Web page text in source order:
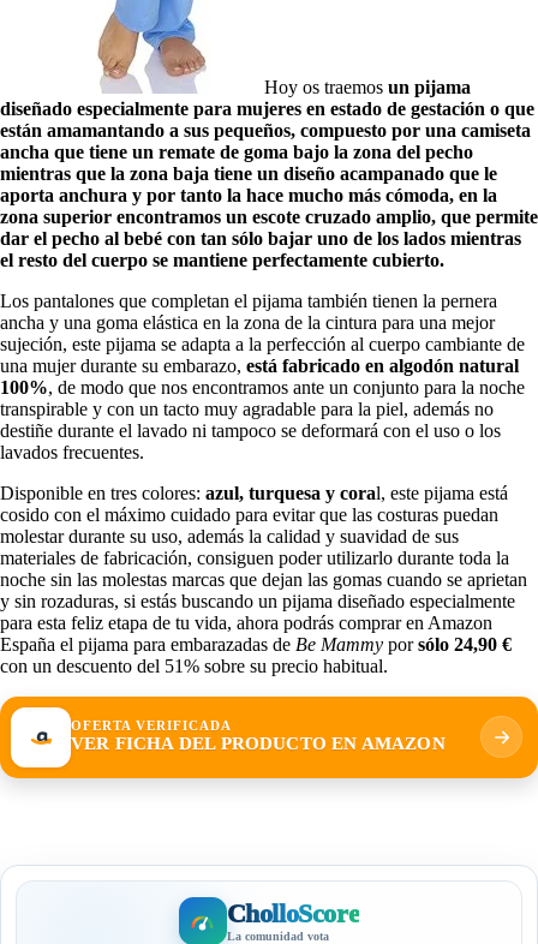
Hoy os traemos un pijama
diseñado especialmente para mujeres en estado de gestación o que
están amamantando a sus pequeños, compuesto por una camiseta
ancha que tiene un remate de goma bajo la zona del pecho
mientras que la zona baja tiene un diseño acampanado que le
aporta anchura y por tanto la hace mucho más cómoda, en la
zona superior encontramos un escote cruzado amplio, que permite
dar el pecho al bebé con tan sólo bajar uno de los lados mientras
el resto del cuerpo se mantiene perfectamente cubierto.
Los pantalones que completan el pijama también tienen la pernera
ancha y una goma elástica en la zona de la cintura para una mejor
sujeción, este pijama se adapta a la perfección al cuerpo cambiante de
una mujer durante su embarazo, está fabricado en algodón natural
100%, de modo que nos encontramos ante un conjunto para la noche
transpirable y con un tacto muy agradable para la piel, además no
destiñe durante el lavado ni tampoco se deformará con el uso o los
lavados frecuentes.
Disponible en tres colores: azul, turquesa y coral, este pijama está
cosido con el máximo cuidado para evitar que las costuras puedan
molestar durante su uso, además la calidad y suavidad de sus
materiales de fabricación, consiguen poder utilizarlo durante toda la
noche sin las molestas marcas que dejan las gomas cuando se aprietan
y sin rozaduras, si estás buscando un pijama diseñado especialmente
para esta feliz etapa de tu vida, ahora podrás comprar en Amazon
España el pijama para embarazadas de Be Mammy porsólo 24,90 €
con un descuento del 51% sobre su precio habitual.
OFERTA VERIFICADA
VER FICHA DEL PRODUCTO EN AMAZON
CholloScore
La comunidad vota